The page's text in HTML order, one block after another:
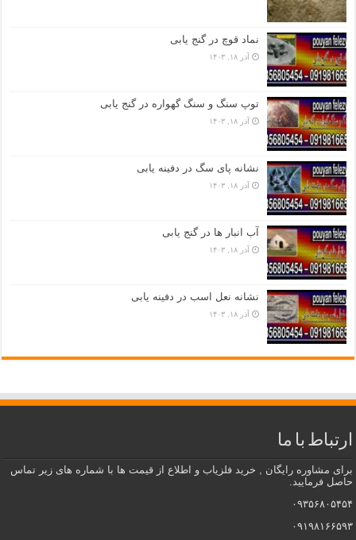
نماد قوچ در گنج یابی
آذر ۱۸, ۱۴۰۳
توپ سنگ و سنگ گهواره در گنج یابی
آذر ۱۸, ۱۴۰۳
نشانه پای سگ در دفینه یابی
آذر ۱۸, ۱۴۰۳
آب انبار ها در گنج یابی
آذر ۱۸, ۱۴۰۳
نشانه نعل اسب در دفینه یابی
آذر ۱۸, ۱۴۰۳
ارتباط با ما
برای مشاوره رایگان , خرید فلزیاب و اطلاع از قیمت ها با شماره های زیر تماس
حاصل فرمایید.
۰۹۳۵۶۸۰۵۴۵۴
۰۹۱۹۸۱۶۶۵۹۳